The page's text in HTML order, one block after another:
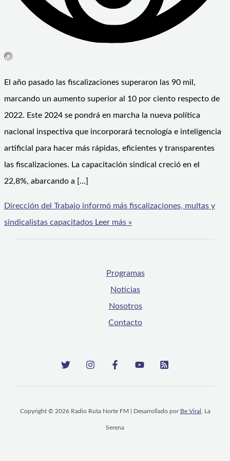
El año pasado las fiscalizaciones superaron las 90 mil,
marcando un aumento superior al 10 por ciento respecto de
2022. Este 2024 se pondrá en marcha la nueva política
nacional inspectiva que incorporará tecnología e inteligencia
artificial para hacer más rápidas, eficientes y transparentes
las fiscalizaciones. La capacitación sindical creció en el
22,8%, abarcando a […]
Dirección del Trabajo informó más fiscalizaciones, multas y
sindicalistas capacitados Leer más »
Programas
Noticias
Nosotros
Contacto
Copyright © 2026 Radio Ruta Norte FM | Desarrollado por Be Viral , La
Serena